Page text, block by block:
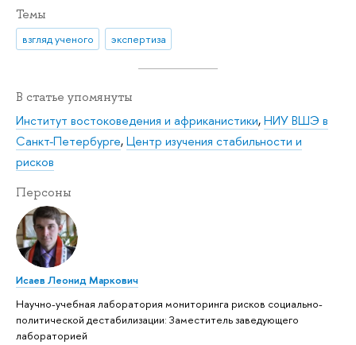
Темы
взгляд ученого экспертиза
В статье упомянуты
Институт востоковедения и африканистики,НИУ ВШЭ в
Санкт-Петербурге,Центр изучения стабильности и
рисков
Персоны
Исаев Леонид Маркович
Научно-учебная лаборатория мониторинга рисков социально-
политической дестабилизации: Заместитель заведующего
лабораторией